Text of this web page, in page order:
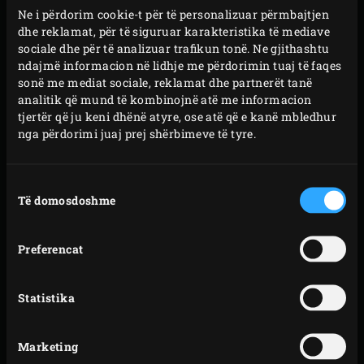
Ne i përdorim cookie-t për të personalizuar përmbajtjen
dhe reklamat, për të siguruar karakteristika të mediave
sociale dhe për të analizuar trafikun tonë. Ne gjithashtu
ndajmë informacion në lidhje me përdorimin tuaj të faqes
sonë me mediat sociale, reklamat dhe partnerët tanë
analitik që mund të kombinojnë atë me informacion
tjertër që ju keni dhënë atyre, ose atë që e kanë mbledhur
nga përdorimi juaj prej shërbimeve të tyre.
Të domosdoshme
Preferencat
Statistika
Marketing
E PRODHUAR NË
MEKSIKË
Për më shumë se 25 vite, çdo pajisje “Big Green Egg” është
prodhuar në një fabrikë me teknologji të lartë (hi-tech) në
Meksikë (dhe, jo në Kinë, siç është pohuar nga disa, e cila
është në anën tjetër të botës). Kjo fabrikë (Daltile)
punën me qeramikë që duhet të nxehet në temperatura
ekskluzive me Daltile, duke siguruar që ata do të